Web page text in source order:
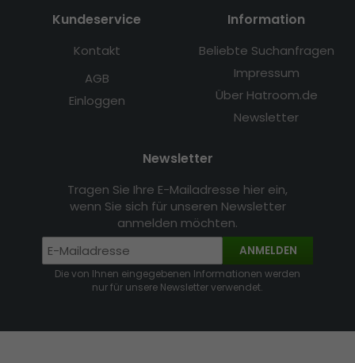
Kundeservice
Kontakt
AGB
Einloggen
Information
Beliebte Suchanfragen
Impressum
Über Hatroom.de
Newsletter
Newsletter
Tragen Sie Ihre E-Mailadresse hier ein,
wenn Sie sich für unseren Newsletter
anmelden möchten.
ANMELDEN
Die von Ihnen eingegebenen Informationen werden
nur für unsere Newsletter verwendet.